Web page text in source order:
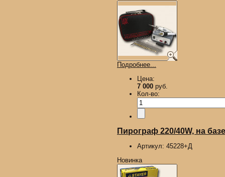
Подробнее...
Цена:
7 000 руб.
Кол-во:
Пирограф 220/40W, на
Артикул: 45228+Д
Новинка